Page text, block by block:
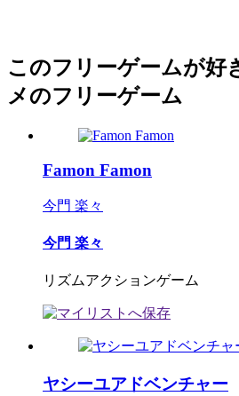
このフリーゲームが好
メのフリーゲーム
Famon Famon
今門 楽々
今門 楽々
リズムアクションゲーム
ヤシーユアドベンチャー